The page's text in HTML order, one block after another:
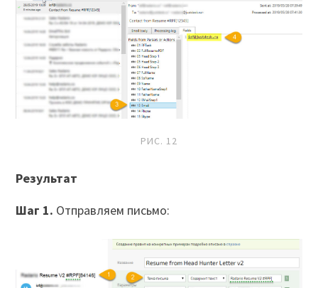
РИС. 12
Результат
Шаг 1. Отправляем письмо: